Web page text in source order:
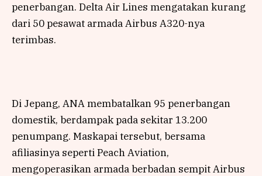
penerbangan. Delta Air Lines mengatakan kurang
dari 50 pesawat armada Airbus A320-nya
terimbas.
Di Jepang, ANA membatalkan 95 penerbangan
domestik, berdampak pada sekitar 13.200
penumpang. Maskapai tersebut, bersama
afiliasinya seperti Peach Aviation,
mengoperasikan armada berbadan sempit Airbus